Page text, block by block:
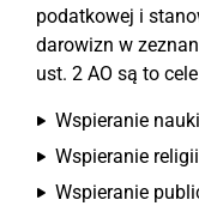
podatkowej i
darowizn w
ust. 2 AO są to
Wspieranie
Wspieranie religii
Wspieranie